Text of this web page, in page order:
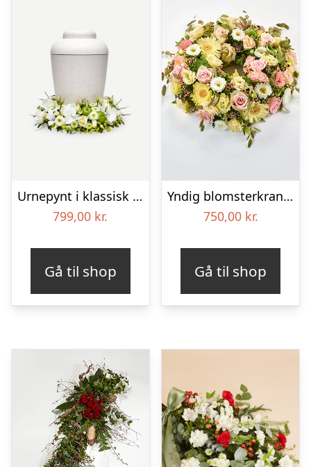
Urnepynt i klassisk stil – creme
799,00 kr.
Gå til shop
Yndig blomsterkrans i pastelfarver, floristens valg – Blomster til begravelse
750,00 kr.
Gå til shop